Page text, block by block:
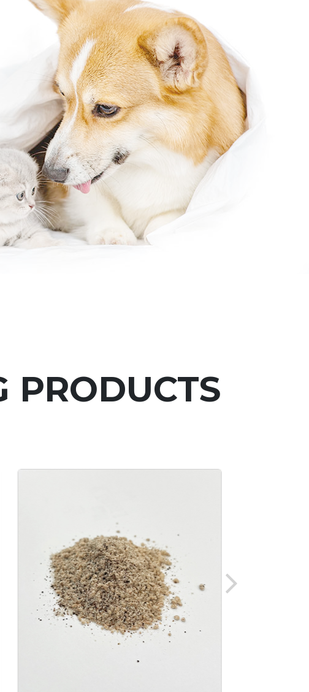
PRODUCTS